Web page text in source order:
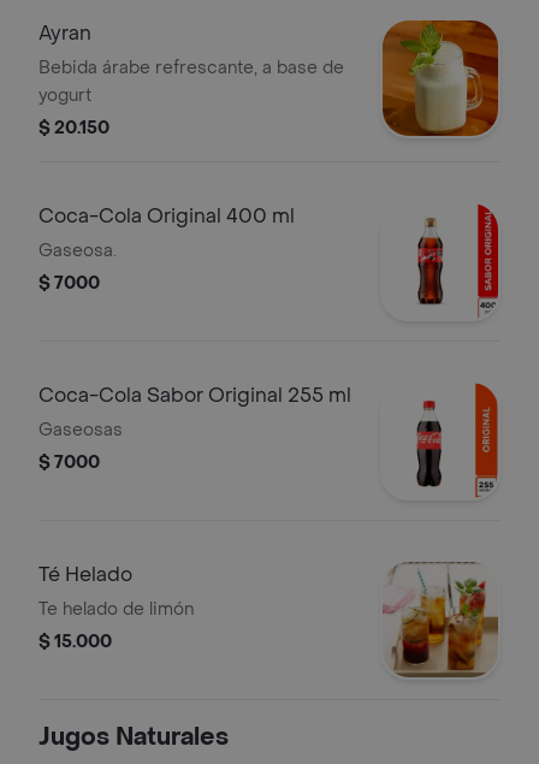
Ayran
Bebida árabe refrescante, a base de
yogurt
$ 20.150
Coca-Cola Original 400 ml
Gaseosa.
$ 7000
Coca-Cola Sabor Original 255 ml
Gaseosas
$ 7000
Té Helado
Te helado de limón
$ 15.000
Jugos Naturales